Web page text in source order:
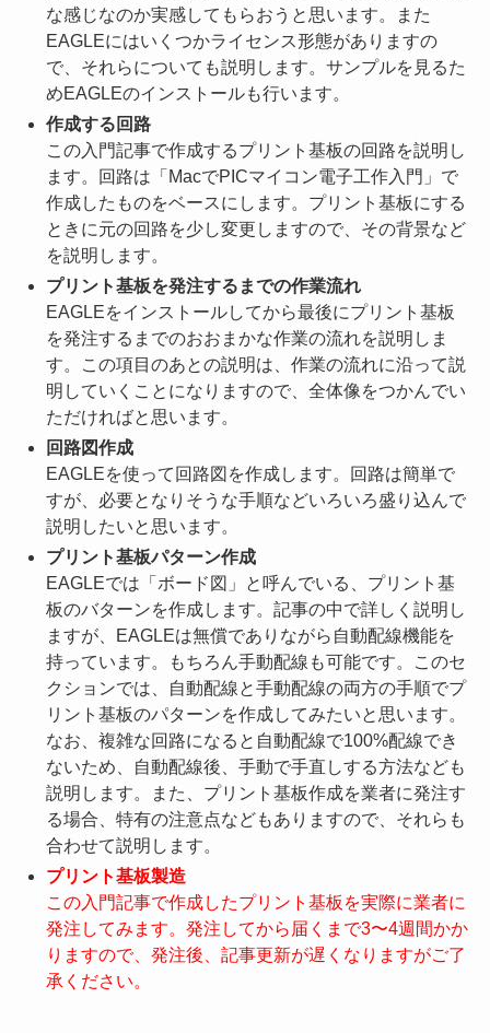
な感じなのか実感してもらおうと思います。また
EAGLEにはいくつかライセンス形態がありますの
で、それらについても説明します。サンプルを見るた
めEAGLEのインストールも行います。
作成する回路
この入門記事で作成するプリント基板の回路を説明し
ます。回路は「MacでPICマイコン電子工作入門」で
作成したものをベースにします。プリント基板にする
ときに元の回路を少し変更しますので、その背景など
を説明します。
プリント基板を発注するまでの作業流れ
EAGLEをインストールしてから最後にプリント基板
を発注するまでのおおまかな作業の流れを説明しま
す。この項目のあとの説明は、作業の流れに沿って説
明していくことになりますので、全体像をつかんでい
ただければと思います。
回路図作成
EAGLEを使って回路図を作成します。回路は簡単で
すが、必要となりそうな手順などいろいろ盛り込んで
説明したいと思います。
プリント基板パターン作成
EAGLEでは「ボード図」と呼んでいる、プリント基
板のバターンを作成します。記事の中で詳しく説明し
ますが、EAGLEは無償でありながら自動配線機能を
持っています。もちろん手動配線も可能です。このセ
クションでは、自動配線と手動配線の両方の手順でプ
リント基板のパターンを作成してみたいと思います。
なお、複雑な回路になると自動配線で100%配線でき
ないため、自動配線後、手動で手直しする方法なども
説明します。また、プリント基板作成を業者に発注す
る場合、特有の注意点などもありますので、それらも
合わせて説明します。
プリント基板製造
この入門記事で作成したプリント基板を実際に業者に
発注してみます。発注してから届くまで3〜4週間かか
りますので、発注後、記事更新が遅くなりますがご了
承ください。